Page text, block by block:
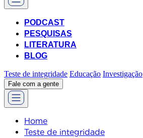
PODCAST
PESQUISAS
LITERATURA
BLOG
Teste de integridade Educação Investigação
Fale com a gente
Home
Teste de integridade